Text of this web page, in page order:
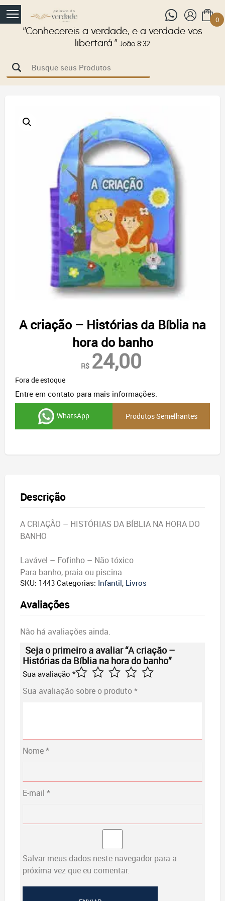
“Conhecereis a verdade, e a verdade vos
libertará.” João 8:32
0
A criação – Histórias da Bíblia na
hora do banho
R$ 24,00
Fora de estoque
Entre em contato para mais informações.
WhatsApp Produtos Semelhantes
Descrição
A CRIAÇÃO – HISTÓRIAS DA BÍBLIA NA HORA DO
BANHO
Lavável – Fofinho – Não tóxico
Para banho, praia ou piscina
SKU: 1443 Categorias: Infantil, Livros
Avaliações
Não há avaliações ainda.
Seja o primeiro a avaliar “A criação –
Histórias da Bíblia na hora do banho”
Sua avaliação *
Sua avaliação sobre o produto*
Nome*
E-mail *
Salvar meus dados neste navegador para a
próxima vez que eu comentar.